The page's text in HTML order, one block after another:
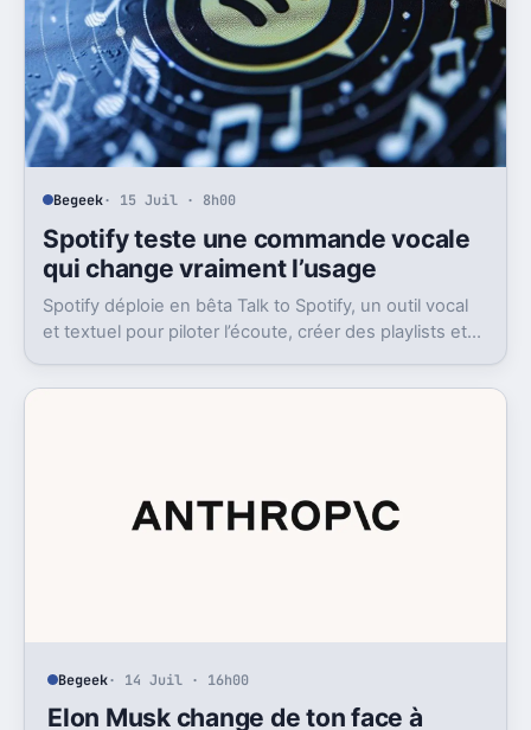
Begeek· 15 Juil · 8h00
Spotify teste une commande vocale
qui change vraiment l’usage
Spotify déploie en bêta Talk to Spotify, un outil vocal
et textuel pour piloter l’écoute, créer des playlists et
Begeek· 14 Juil · 16h00
Elon Musk change de ton face à